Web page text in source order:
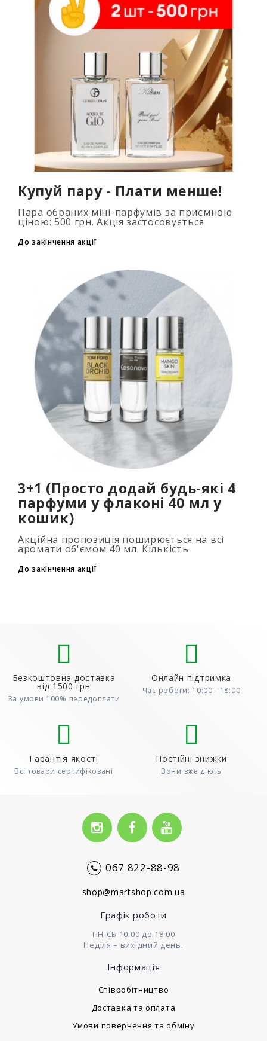
Купуй пару - Плати менше!
Пара обраних міні-парфумів за приємною
ціною: 500 грн. Акція застосовується
флаконів у кошик. Кількість товарів
обмежена..
До закінчення акції
3+1 (Просто додай будь-які 4
парфуми у флаконі 40 мл у
кошик)
Акційна пропозиція поширюється на всі
аромати об'ємом 40 мл. Кількість
подарункових парфумів не обмежена (3+1,
6+2, 9+3) Для того, щоб скористатися акцією,
до..
До закінчення акції
Безкоштовна доставка
від 1500 грн
За умови 100% передоплати
Онлайн підтримка
Час роботи: 10:00 - 18:00
Гарантія якості
Всі товари сертифіковані
Постійні знижки
Вони вже діють
067 822-88-98
shop@martshop.com.ua
Графік роботи
ПН-СБ 10:00 до 18:00
Неділя – вихідний день.
Інформація
Cпівробітництво
Доставка та оплата
Умови повернення та обміну